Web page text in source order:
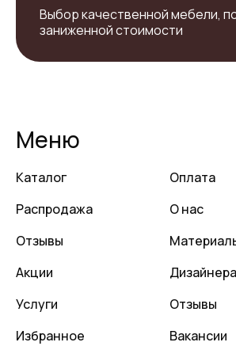
Выбор качественной мебели,
заниженной стоимости
Меню
Каталог
Распродажа
Отзывы
Акции
Услуги
Избранное
Оплата
О нас
Отзывы
Вакансии